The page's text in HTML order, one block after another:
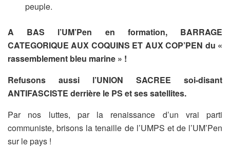
peuple.
A BAS l’UM’Pen en formation, BARRAGE
CATEGORIQUE AUX COQUINS ET AUX COP’PEN du «
rassemblement bleu marine » !
Refusons aussi l’UNION SACREE soi-disant
ANTIFASCISTE derrière le PS et ses satellites.
Par nos luttes, par la renaissance d’un vrai parti
communiste, brisons la tenaille de l’UMPS et de l’UM’Pen
sur le pays !